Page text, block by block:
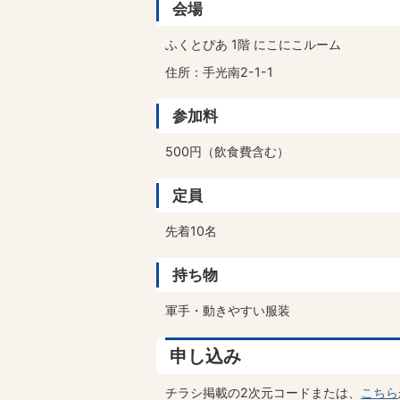
会場
ふくとぴあ 1階 にこにこルーム
住所：手光南2-1-1
参加料
500円（飲食費含む）
定員
先着10名
持ち物
軍手・動きやすい服装
申し込み
チラシ掲載の2次元コードまたは、 こちら